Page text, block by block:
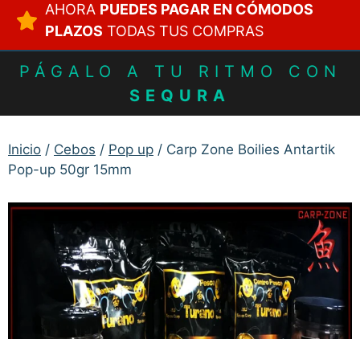
AHORA PUEDES PAGAR EN CÓMODOS
PLAZOS TODAS TUS COMPRAS
PÁGALO A TU RITMO CON
SEQURA
Inicio / Cebos / Pop up / Carp Zone Boilies Antartik
Pop-up 50gr 15mm